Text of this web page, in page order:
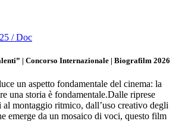
/ Doc
| Concorso Internazionale | Biografilm 2026
un aspetto fondamentale del cinema: la
una storia è fondamentale.Dalle riprese
al montaggio ritmico, dall’uso creativo degli
emerge da un mosaico di voci, questo film